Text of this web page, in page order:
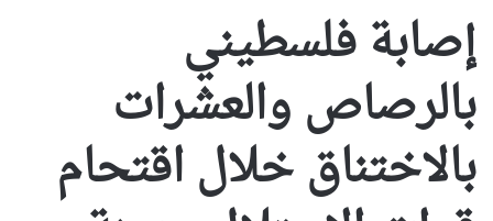
إصابة فلسطيني
بالرصاص والعشرات
بالاختناق خلال اقتحام